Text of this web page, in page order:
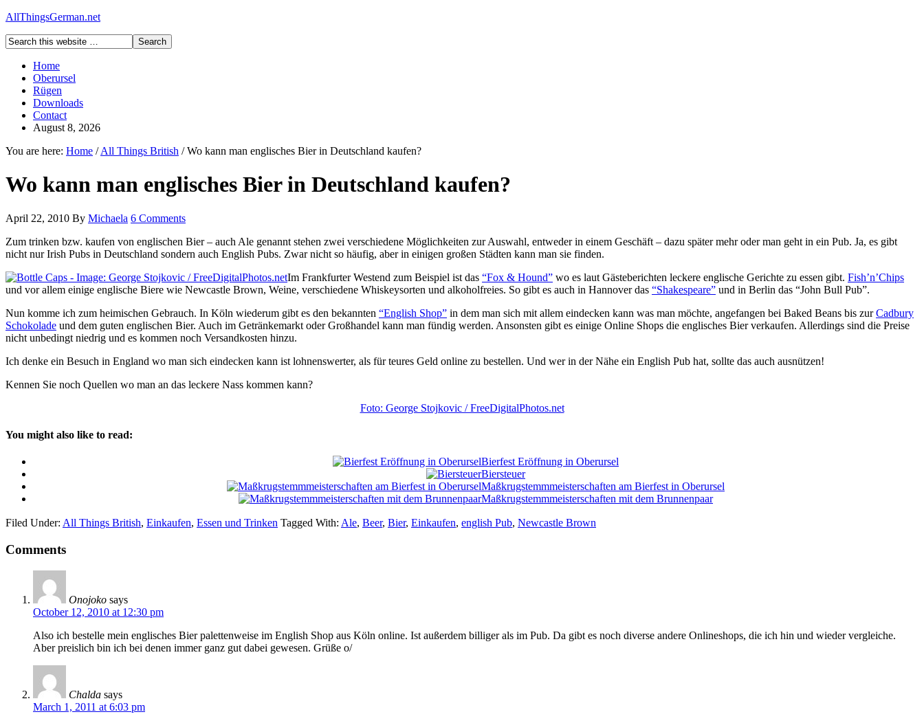
AllThingsGerman.net
Home
Oberursel
Rügen
Downloads
Contact
August 8, 2026
You are here: Home / All Things British /Wo kann man englisches Bier in Deutschland kaufen?
Wo kann man englisches Bier in Deutschland kaufen?
April 22, 2010 By Michaela 6 Comments
Zum trinken bzw. kaufen von englischen Bier – auch Ale genannt stehen zwei verschiedene Möglichkeiten zur Auswahl, entweder in einem Geschäft – dazu später mehr oder man geht in ein Pub. Ja, es gibt
nicht nur Irish Pubs in Deutschland sondern auch English Pubs. Zwar nicht so häufig, aber in einigen großen Städten kann man sie finden.
Im Frankfurter Westend zum Beispiel ist das “Fox & Hound” wo es laut Gästeberichten leckere englische Gerichte zu essen gibt. Fish’n’Chips
und vor allem einige englische Biere wie Newcastle Brown, Weine, verschiedene Whiskeysorten und alkoholfreies. So gibt es auch in Hannover das “Shakespeare” und in Berlin das “John Bull Pub”.
Nun komme ich zum heimischen Gebrauch. In Köln wiederum gibt es den bekannten “English Shop” in dem man sich mit allem eindecken kann was man möchte, angefangen bei Baked Beans bis zurCadbury
Schokolade und dem guten englischen Bier. Auch im Getränkemarkt oder Großhandel kann man fündig werden. Ansonsten gibt es einige Online Shops die englisches Bier verkaufen. Allerdings sind die Preise
nicht unbedingt niedrig und es kommen noch Versandkosten hinzu.
Ich denke ein Besuch in England wo man sich eindecken kann ist lohnenswerter, als für teures Geld online zu bestellen. Und wer in der Nähe ein English Pub hat, sollte das auch ausnützen!
Kennen Sie noch Quellen wo man an das leckere Nass kommen kann?
Foto: George Stojkovic / FreeDigitalPhotos.net
You might also like to read:
Bierfest Eröffnung in Oberursel
Biersteuer
Maßkrugstemmmeisterschaften am Bierfest in Oberursel
Maßkrugstemmmeisterschaften mit dem Brunnenpaar
Filed Under: All Things British, Einkaufen, Essen und Trinken Tagged With: Ale, Beer, Bier, Einkaufen, english Pub, Newcastle Brown
Comments
Onojoko says
October 12, 2010 at 12:30 pm
Also ich bestelle mein englisches Bier palettenweise im English Shop aus Köln online. Ist außerdem billiger als im Pub. Da gibt es noch diverse andere Onlineshops, die ich hin und wieder vergleiche.
Aber preislich bin ich bei denen immer ganz gut dabei gewesen. Grüße o/
Chalda says
March 1, 2011 at 6:03 pm